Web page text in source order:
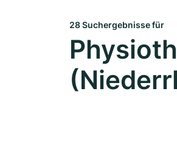
28 Suchergebnisse für